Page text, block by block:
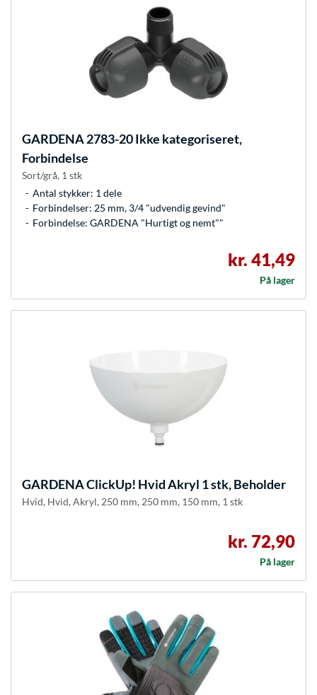
GARDENA2783-20 Ikke kategoriseret,
Forbindelse
Sort/grå, 1 stk
Antal stykker: 1 dele
Forbindelser: 25 mm, 3/4 "udvendig gevind"
Forbindelse: GARDENA "Hurtigt og nemt""
kr. 41,49
På lager
GARDENAClickUp! Hvid Akryl 1 stk, Beholder
Hvid, Hvid, Akryl, 250 mm, 250 mm, 150 mm, 1 stk
kr. 72,90
På lager